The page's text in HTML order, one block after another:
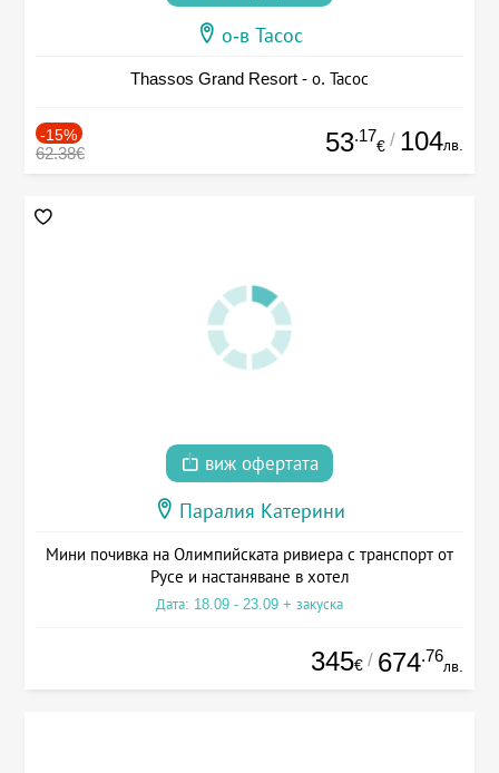
о-в Тасос
Thassos Grand Resort - о. Тасос
-15%
62.38€ 53.17
€ / 104лв.
виж офертата
Паралия Катерини
Мини почивка на Олимпийската ривиера с транспорт от
Русе и настаняване в хотел
Дата: 18.09 - 23.09 + закуска
345€ / 674.76
лв.